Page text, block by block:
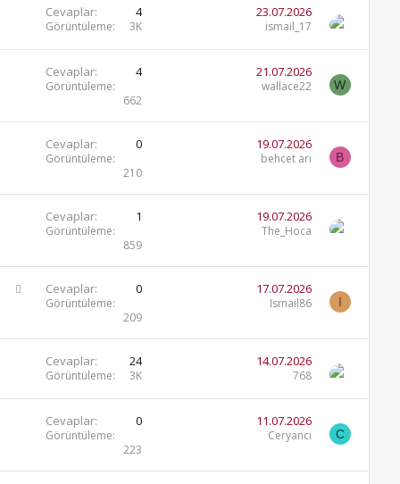
Cevaplar 4
Görüntüleme 3K
23.07.2026
ismail_17
Cevaplar 4
Görüntüleme
662
21.07.2026
wallace22 W
Cevaplar 0
Görüntüleme
210
19.07.2026
behcet arı B
Cevaplar 1
Görüntüleme
859
19.07.2026
The_Hoca
S
u
Cevaplar 0
Görüntüleme
209
17.07.2026
Ismail86 I
Cevaplar 24
Görüntüleme 3K
14.07.2026
768
Cevaplar 0
Görüntüleme
223
11.07.2026
Ceryancı C